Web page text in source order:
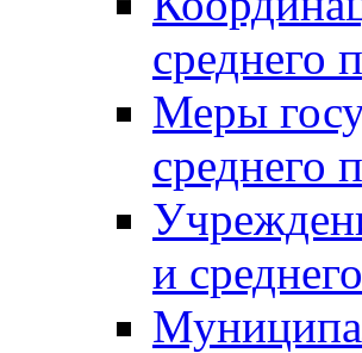
среднего
Меры
среднего
и